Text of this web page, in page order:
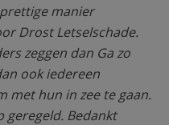
manier
Drost Letselschade.
zeggen dan Ga zo
ook iedereen
met hun in zee te gaan.
geregeld. Bedankt